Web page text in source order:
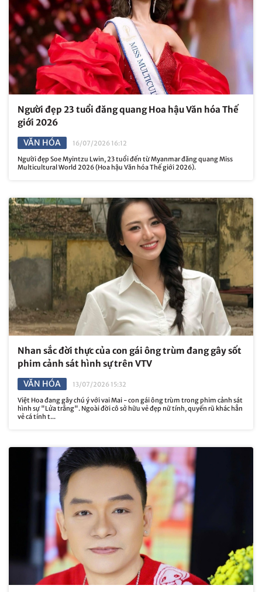
Người đẹp 23 tuổi đăng quang Hoa hậu Văn hóa Thế
giới 2026
VĂN HÓA
16/07/2026 16:12
Người đẹp Soe Myintzu Lwin, 23 tuổi đến từ Myanmar đăng quang Miss
Multicultural World 2026 (Hoa hậu Văn hóa Thế giới 2026).
Nhan sắc đời thực của con gái ông trùm đang gây sốt
phim cảnh sát hình sự trên VTV
VĂN HÓA
13/07/2026 15:32
Việt Hoa đang gây chú ý với vai Mai - con gái ông trùm trong phim cảnh sát
hình sự "Lửa trắng". Ngoài đời cô sở hữu vẻ đẹp nữ tính, quyến rũ khác hẳn
vẻ cá tính t...